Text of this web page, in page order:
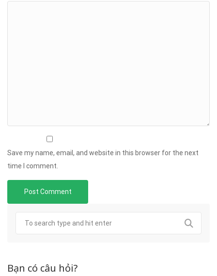
Save my name, email, and website in this browser for the next
time I comment.
Bạn có câu hỏi?